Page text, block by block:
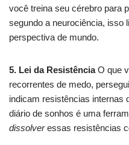
você treina seu cérebro para
segundo a neurociência, isso
perspectiva de mundo.
5. Lei da ResistênciaO que
recorrentes de medo,
indicam resistências internas
diário de sonhos é uma
dissolveressas resistências